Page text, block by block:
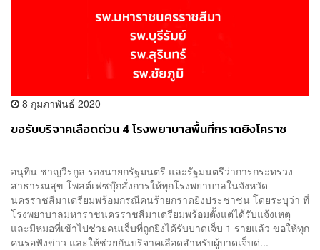
8 กุมภาพันธ์ 2020
ขอรับบริจาคเลือดด่วน 4 โรงพยาบาลพื้นที่กราดยิงโคราช
อนุทิน ชาญวีรกูล รองนายกรัฐมนตรี และรัฐมนตรีว่าการกระทรวง
สาธารณสุข โพสต์เฟซบุ๊กสั่งการให้ทุกโรงพยาบาลในจังหวัด
นครราชสีมาเตรียมพร้อมกรณีคนร้ายกราดยิงประชาชน โดยระบุว่า ที่
โรงพยาบาลมหาราชนครราชสีมาเตรียมพร้อมตั้งแต่ได้รับแจ้งเหตุ
และมีหมอที่เข้าไปช่วยคนเจ็บที่ถูกยิงได้รับบาดเจ็บ 1 รายแล้ว ขอให้ทุก
คนรอฟังข่าว และให้ช่วยกันบริจาคเลือดสำหรับผู้บาดเจ็บด่...